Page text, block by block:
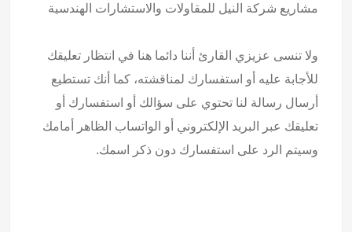
مشاريع شركة النيل للمقاولات والاستشارات الهندسية
ولا تنسى عزيزي القارئ أننا دائما هنا في انتظار تعليقك
للأجابة عليه أو استفسارك لمناقشته، كما أنك تستطيع
أرسال رسالة لنا تحتوي على سؤالك أو استفسارك أو
تعليقك عبر البريد الإلكتروني أو الواتساب الظاهر أمامك
وسيتم الرد على استفسارك دون ذكر اسمك.